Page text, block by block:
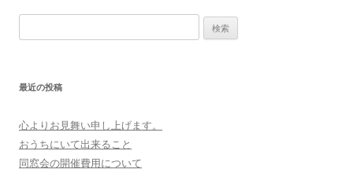
ビ
ゲ
シ
ョ
ン
索:
最近の投稿
心よりお見舞い申し上げます。
おうちにいて出来ること
同窓会の開催費用について